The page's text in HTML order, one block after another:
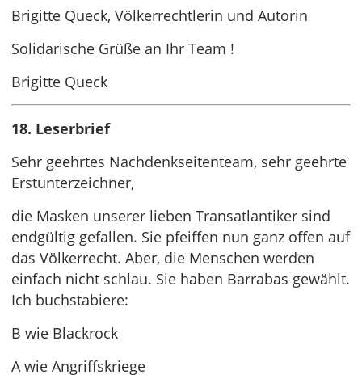
Brigitte Queck, Völkerrechtlerin und Autorin
Solidarische Grüße an Ihr Team !
Brigitte Queck
18. Leserbrief
Sehr geehrtes Nachdenkseitenteam, sehr geehrte
Erstunterzeichner,
die Masken unserer lieben Transatlantiker sind
endgültig gefallen. Sie pfeiffen nun ganz offen auf
das Völkerrecht. Aber, die Menschen werden
einfach nicht schlau. Sie haben Barrabas gewählt.
Ich buchstabiere:
B wie Blackrock
A wie Angriffskriege